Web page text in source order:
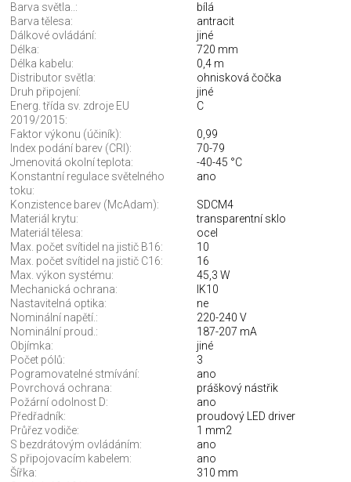
Barva světla..:
bílá
Barva tělesa:
antracit
Dálkové ovládání:
jiné
Délka:
720 mm
Délka kabelu:
0,4 m
Distributor světla:
ohnisková čočka
Druh připojení:
jiné
Energ. třída sv. zdroje EU
2019/2015:
C
Faktor výkonu (účiník):
0,99
Index podání barev (CRI):
70-79
Jmenovitá okolní teplota:
-40-45 °C
Konstantní regulace světelného
toku:
ano
Konzistence barev (McAdam):
SDCM4
Materiál krytu:
transparentní sklo
Materiál tělesa:
ocel
Max. počet svítidel na jistič B16:
10
Max. počet svítidel na jistič C16:
16
Max. výkon systému:
45,3 W
Mechanická ochrana:
IK10
Nastavitelná optika:
ne
Nominální napětí.:
220-240 V
Nominální proud.:
187-207 mA
Objímka:
jiné
Počet pólů:
3
Pogramovatelné stmívání:
ano
Povrchová ochrana:
práškový nástřik
Požární odolnost D:
ano
Předřadník:
proudový LED driver
Průřez vodiče:
1 mm2
S bezdrátovým ovládáním:
ano
S připojovacím kabelem:
ano
Šířka:
310 mm